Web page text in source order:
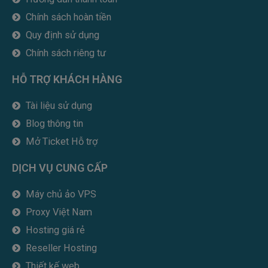
o
k
r
Chính sách hoàn tiền
Quy định sử dụng
Chính sách riêng tư
HỖ TRỢ KHÁCH HÀNG
Tài liệu sử dụng
Blog thông tin
Mở Ticket Hỗ trợ
DỊCH VỤ CUNG CẤP
Máy chủ ảo VPS
Proxy Việt Nam
Hosting giá rẻ
Reseller Hosting